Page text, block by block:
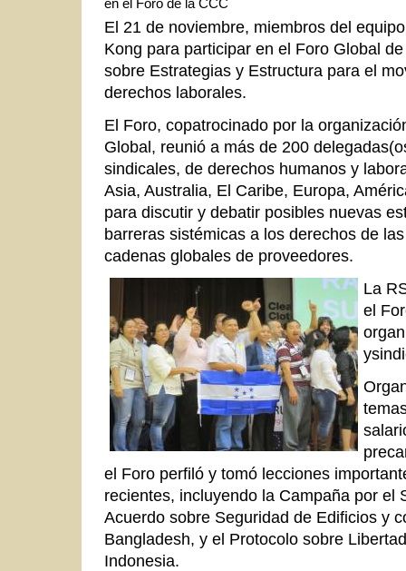
El 21 de noviembre, miembros del
Kong para participar en el Foro Global
sobre Estrategias y Estructura para el
derechos laborales.
El Foro, copatrocinado por la
Global, reunió a más de 200
sindicales, de derechos humanos y
Asia, Australia, El Caribe, Europa,
para discutir y debatir posibles nuevas
barreras sistémicas a los derechos de
cadenas globales de proveedores.
La
el
el Foro perfiló y tomó lecciones
recientes, incluyendo la Campaña por el
Acuerdo sobre Seguridad de Edificios y
Bangladesh, y el Protocolo sobre
Indonesia.